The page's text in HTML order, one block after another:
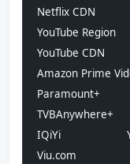
Netflix CDN
YouTube Region
YouTube CDN
Amazon Prime
Paramount+
TVBAnywhere+
IQiYi
Viu.com